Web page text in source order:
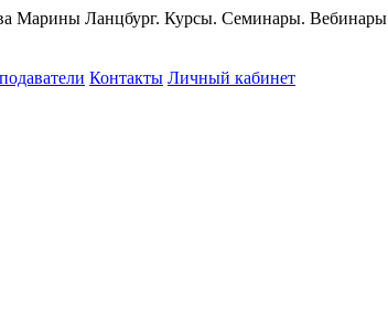
Марины Ланцбург. Курсы. Семинары. Вебинары
Контакты Личный кабинет